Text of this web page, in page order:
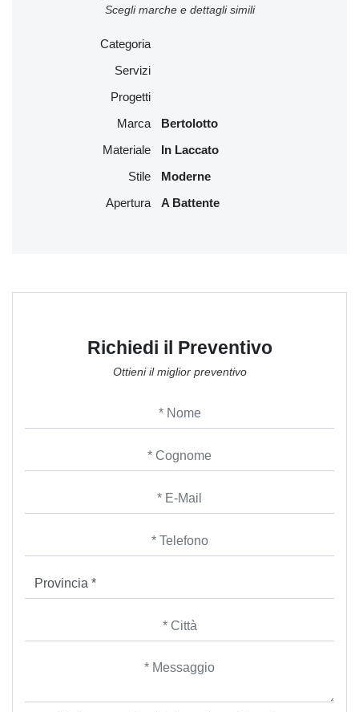
Richiedi il Preventivo
Ottieni il miglior preventivo
Scegli marche e dettagli simili
Categoria
Servizi
Progetti
Marca Bertolotto
Materiale In Laccato
Stile Moderne
Apertura A Battente